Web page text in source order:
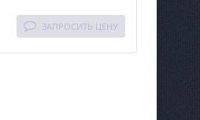
ЗАПРОСИТЬ ЦЕНУ